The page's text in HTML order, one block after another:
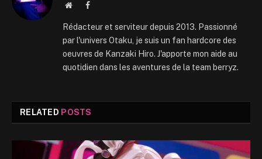
WebsiteFacebook
Rédacteur et serviteur depuis 2013. Passionné
par l'univers Otaku, je suis un fan hardcore des
oeuvres de Kanzaki Hiro. J'apporte mon aide au
quotidien dans les aventures de la team berryz.
RELATED POSTS